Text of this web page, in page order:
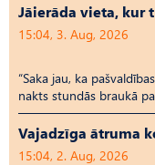
Jāierāda vieta, kur
15:04, 3. Aug, 2026
“Saka jau, ka
nakts stundās braukā
Vajadzīga ātruma
15:04, 2. Aug, 2026